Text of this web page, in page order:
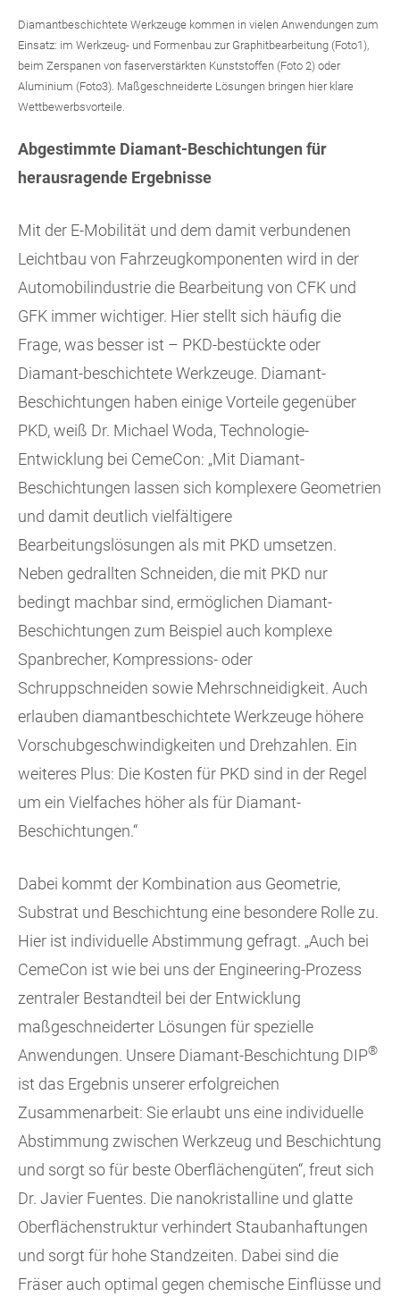
Diamantbeschichtete Werkzeuge kommen in vielen Anwendungen zum
Einsatz: im Werkzeug- und Formenbau zur Graphitbearbeitung (Foto1),
beim Zerspanen von faserverstärkten Kunststoffen (Foto 2) oder
Aluminium (Foto3). Maßgeschneiderte Lösungen bringen hier klare
Wettbewerbsvorteile.
Abgestimmte Diamant-Beschichtungen für
herausragende Ergebnisse
Mit der E-Mobilität und dem damit verbundenen
Leichtbau von Fahrzeugkomponenten wird in der
Automobilindustrie die Bearbeitung von CFK und
GFK immer wichtiger. Hier stellt sich häufig die
Frage, was besser ist – PKD-bestückte oder
Diamant-beschichtete Werkzeuge. Diamant-
Beschichtungen haben einige Vorteile gegenüber
PKD, weiß Dr. Michael Woda, Technologie-
Entwicklung bei CemeCon: „Mit Diamant-
Beschichtungen lassen sich komplexere Geometrien
und damit deutlich vielfältigere
Bearbeitungslösungen als mit PKD umsetzen.
Neben gedrallten Schneiden, die mit PKD nur
bedingt machbar sind, ermöglichen Diamant-
Beschichtungen zum Beispiel auch komplexe
Spanbrecher, Kompressions- oder
Schruppschneiden sowie Mehrschneidigkeit. Auch
erlauben diamantbeschichtete Werkzeuge höhere
Vorschubgeschwindigkeiten und Drehzahlen. Ein
weiteres Plus: Die Kosten für PKD sind in der Regel
um ein Vielfaches höher als für Diamant-
Beschichtungen.“
Dabei kommt der Kombination aus Geometrie,
Substrat und Beschichtung eine besondere Rolle zu.
Hier ist individuelle Abstimmung gefragt. „Auch bei
CemeCon ist wie bei uns der Engineering-Prozess
zentraler Bestandteil bei der Entwicklung
maßgeschneiderter Lösungen für spezielle
Anwendungen. Unsere Diamant-Beschichtung DIP®
ist das Ergebnis unserer erfolgreichen
Zusammenarbeit: Sie erlaubt uns eine individuelle
Abstimmung zwischen Werkzeug und Beschichtung
und sorgt so für beste Oberflächengüten“, freut sich
Dr. Javier Fuentes. Die nanokristalline und glatte
Oberflächenstruktur verhindert Staubanhaftungen
und sorgt für hohe Standzeiten. Dabei sind die
Fräser auch optimal gegen chemische Einflüsse und